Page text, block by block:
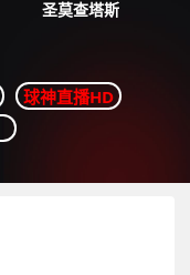
圣莫查塔斯
球神直播HD